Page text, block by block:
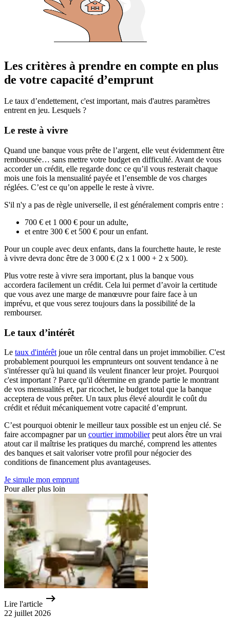
Les critères à prendre en compte en plus
de votre capacité d’emprunt
Le taux d’endettement, c'est important, mais d'autres paramètres
entrent en jeu. Lesquels ?
Le reste à vivre
Quand une banque vous prête de l’argent, elle veut évidemment être
remboursée… sans mettre votre budget en difficulté. Avant de vous
accorder un crédit, elle regarde donc ce qu’il vous resterait chaque
mois une fois la mensualité payée et l’ensemble de vos charges
réglées. C’est ce qu’on appelle le reste à vivre.
S'il n'y a pas de règle universelle, il est généralement compris entre :
700 € et 1 000 € pour un adulte,
et entre 300 € et 500 € pour un enfant.
Pour un couple avec deux enfants, dans la fourchette haute, le reste
à vivre devra donc être de 3 000 € (2 x 1 000 + 2 x 500).
Plus votre reste à vivre sera important, plus la banque vous
accordera facilement un crédit. Cela lui permet d’avoir la certitude
que vous avez une marge de manœuvre pour faire face à un
imprévu, et que vous serez toujours dans la possibilité de la
rembourser.
Le taux d’intérêt
Le taux d'intérêt joue un rôle central dans un projet immobilier. C'est
probablement pourquoi les emprunteurs ont souvent tendance à ne
s'intéresser qu'à lui quand ils veulent financer leur projet. Pourquoi
c'est important ? Parce qu'il détermine en grande partie le montrant
de vos mensualités et, par ricochet, le budget total que la banque
acceptera de vous prêter. Un taux plus élevé alourdit le coût du
crédit et réduit mécaniquement votre capacité d’emprunt.
C’est pourquoi obtenir le meilleur taux possible est un enjeu clé. Se
faire accompagner par un courtier immobilierpeut alors être un vrai
atout car il maîtrise les pratiques du marché, comprend les attentes
des banques et sait valoriser votre profil pour négocier des
conditions de financement plus avantageuses.
Je simule mon emprunt
Pour aller plus loin
Lire l'article
22 juillet 2026